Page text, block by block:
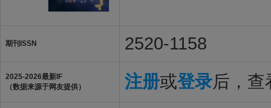
期刊ISSN 2520-1158
2025-2026最新IF
（数据来源于网友提供）
注册或登录后，查